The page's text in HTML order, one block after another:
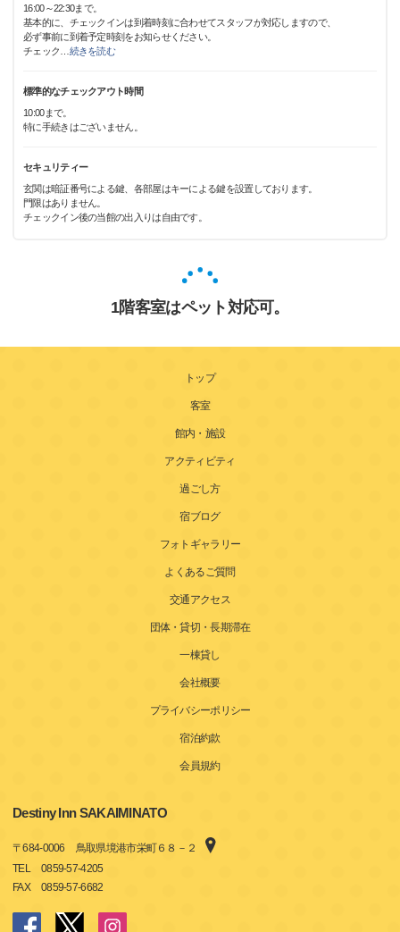
16:00～22:30まで。
基本的に、チェックインは到着時刻に合わせてスタッフが対応しますので、
必ず事前に到着予定時刻をお知らせください。
チェック
続きを読む
標準的なチェックアウト時間
10:00まで。
特に手続きはございません。
セキュリティー
玄関は暗証番号による鍵、各部屋はキーによる鍵を設置しております。
門限はありません。
チェックイン後の当館の出入りは自由です。
1階客室はペット対応可。
トップ
客室
館内・施設
アクティビティ
過ごし方
宿ブログ
フォトギャラリー
よくあるご質問
交通アクセス
団体・貸切・長期滞在
一棟貸し
会社概要
プライバシーポリシー
宿泊約款
会員規約
Destiny Inn SAKAIMINATO
〒684-0006
鳥取県境港市栄町６８－２
TEL
0859-57-4205
FAX
0859-57-6682